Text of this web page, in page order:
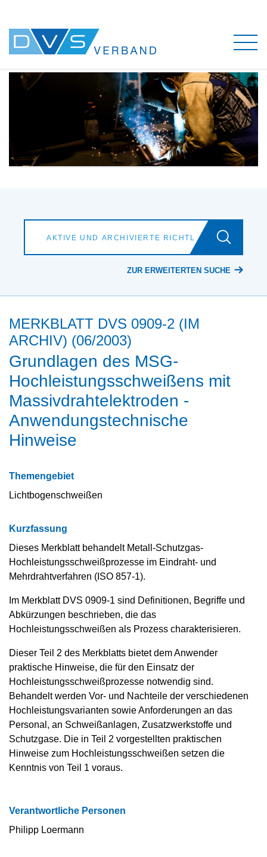
ZUR ERWEITERTEN SUCHE
MERKBLATT DVS 0909-2 (IM
ARCHIV) (06/2003)
Grundlagen des MSG-
Hochleistungsschweißens mit
Massivdrahtelektroden -
Anwendungstechnische
Hinweise
Themengebiet
Lichtbogenschweißen
Kurzfassung
Dieses Merkblatt behandelt Metall-Schutzgas-
Hochleistungsschweißprozesse im Eindraht- und
Mehrdrahtverfahren (ISO 857-1).
Im Merkblatt DVS 0909-1 sind Definitionen, Begriffe und
Abkürzungen beschrieben, die das
Hochleistungsschweißen als Prozess charakterisieren.
Dieser Teil 2 des Merkblatts bietet dem Anwender
praktische Hinweise, die für den Einsatz der
Hochleistungsschweißprozesse notwendig sind.
Behandelt werden Vor- und Nachteile der verschiedenen
Hochleistungsvarianten sowie Anforderungen an das
Personal, an Schweißanlagen, Zusatzwerkstoffe und
Schutzgase. Die in Teil 2 vorgestellten praktischen
Hinweise zum Hochleistungsschweißen setzen die
Kenntnis von Teil 1 voraus.
Verantwortliche Personen
Philipp Loermann